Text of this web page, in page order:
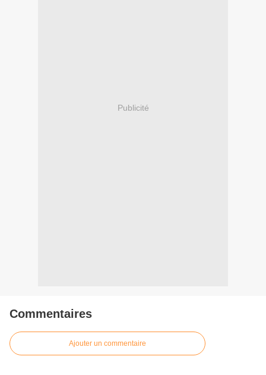
Publicité
Commentaires
Ajouter un commentaire